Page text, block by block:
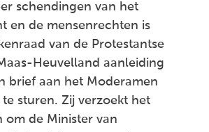
schendingen van het
en de mensenrechten is
van de Protestantse
Heuvelland aanleiding
brief aan het Moderamen
te sturen. Zij verzoekt het
om de Minister van